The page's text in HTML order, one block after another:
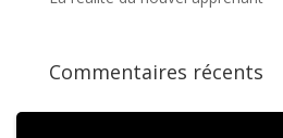
Commentaires récents